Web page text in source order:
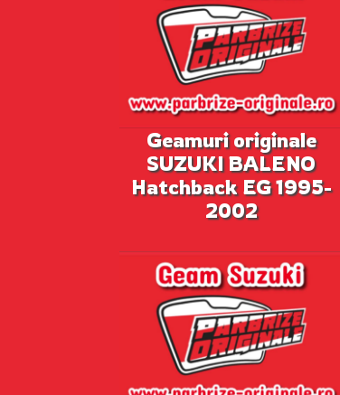
Geamuri originale
SUZUKI BALENO
Hatchback EG 1995-
2002